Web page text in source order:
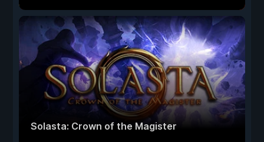
Solasta: Crown of the Magister